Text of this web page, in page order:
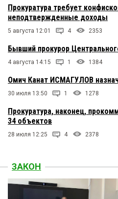
Прокуратура требует
неподтвержденные доходы
5 августа 12:01 4 2353
Бывший прокурор
4 августа 14:15 1 1384
Омич Канат ИСМАГУЛОВ
30 июля 13:50 1 1278
Прокуратура, наконец,
34 объектов
28 июля 12:25 4 2378
ЗАКОН